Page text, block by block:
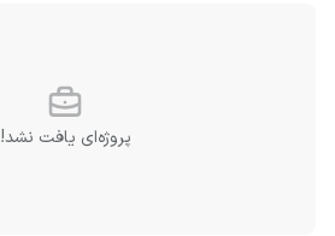
پروژه‌ای یافت نشد!